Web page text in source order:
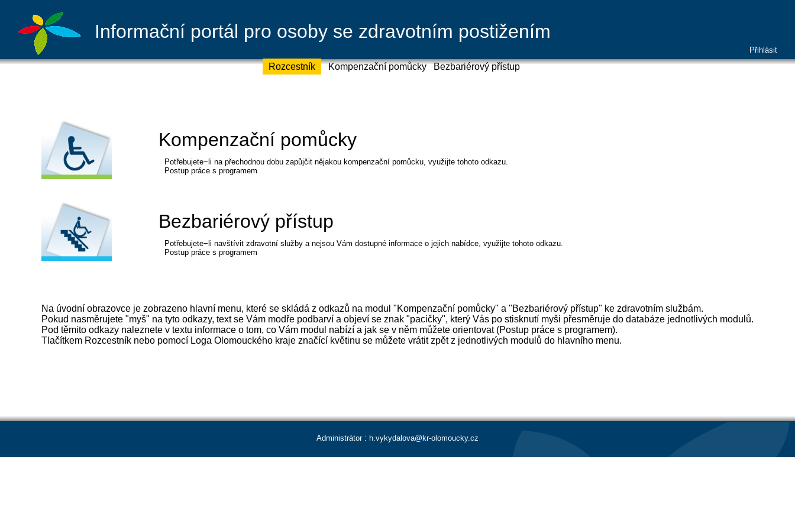
Přihlásit
Informační portál pro osoby se zdravotním postižením
Rozcestník Kompenzační pomůcky Bezbariérový přístup
Kompenzační pomůcky
Potřebujete−li na přechodnou dobu zapůjčit nějakou kompenzační pomůcku, využijte tohoto odkazu.
Postup práce s programem
Bezbariérový přístup
Potřebujete−li navštívit zdravotní služby a nejsou Vám dostupné informace o jejich nabídce, využijte tohoto odkazu.
Postup práce s programem
Na úvodní obrazovce je zobrazeno hlavní menu, které se skládá z odkazů na modul "Kompenzační pomůcky" a "Bezbariérový přístup" ke zdravotním službám.
Pokud nasměrujete "myš" na tyto odkazy, text se Vám modře podbarví a objeví se znak "pacičky", který Vás po stisknutí myši přesměruje do databáze jednotlivých modulů.
Pod těmito odkazy naleznete v textu informace o tom, co Vám modul nabízí a jak se v něm můžete orientovat (Postup práce s programem).
Tlačítkem Rozcestník nebo pomocí Loga Olomouckého kraje značící květinu se můžete vrátit zpět z jednotlivých modulů do hlavního menu.
Administrátor : h.vykydalova@kr-olomoucky.cz